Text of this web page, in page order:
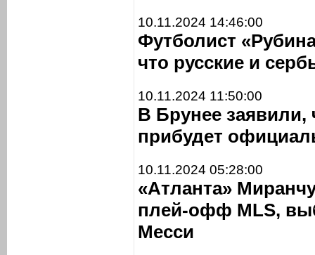
10.11.2024 14:46:00
Футболист
что русские и
10.11.2024 11:50:00
В Брунее заявили,
прибудет
10.11.2024 05:28:00
«Атланта»
плей-офф MLS,
Месси